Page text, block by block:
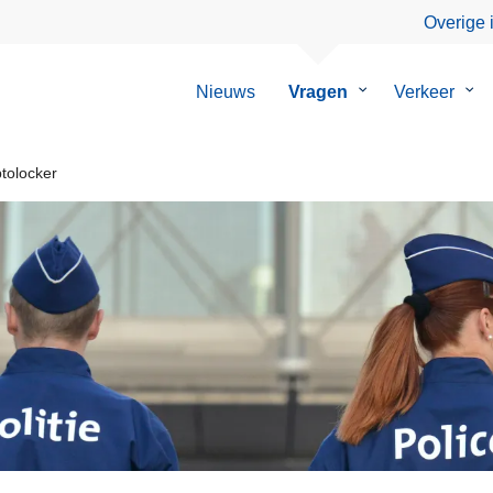
Overige
Nieuws Vragen
Submenu
Verkeer